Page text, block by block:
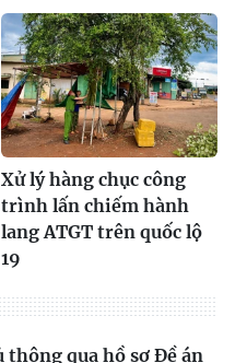
Xử lý hàng chục công
trình lấn chiếm hành
lang ATGT trên quốc lộ
19
thông qua hồ sơ Đề án